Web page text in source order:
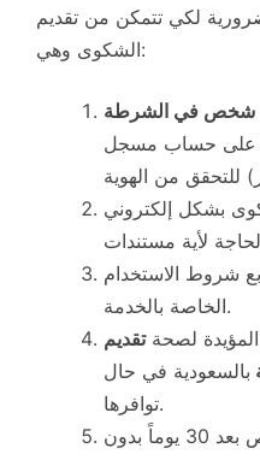
لكي تتمكن من تقديم
الشكوى وهي:
شخص في الشرطة
على حساب مسجل
بشكل إلكتروني
شروط الاستخدام
الخاصة بالخدمة.
لصحةتقديم
بالسعودية في حال
توافرها.
يتم إغلاق الطلب الناقص بعد 30 يوماً بدون